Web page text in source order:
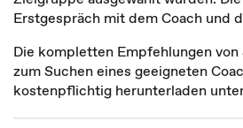
Erstgespräch mit dem Coach und
Die kompletten Empfehlungen
zum Suchen eines geeigneten
kostenpflichtig herunterladen